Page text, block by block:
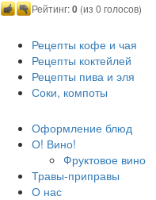
Рейтинг:0 (из 0 голосов)
Рецепты кофе и чая
Рецепты коктейлей
Рецепты пива и эля
Соки, компоты
Оформление блюд
О! Вино!
Фруктовое вино
Травы-приправы
О нас